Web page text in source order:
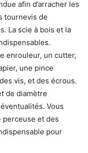
afin d’arracher les
tournevis de
La scie à bois et la
enrouleur, un cutter,
une pince
vis, et des écrous.
de diamètre
Vous
perceuse et des
pour